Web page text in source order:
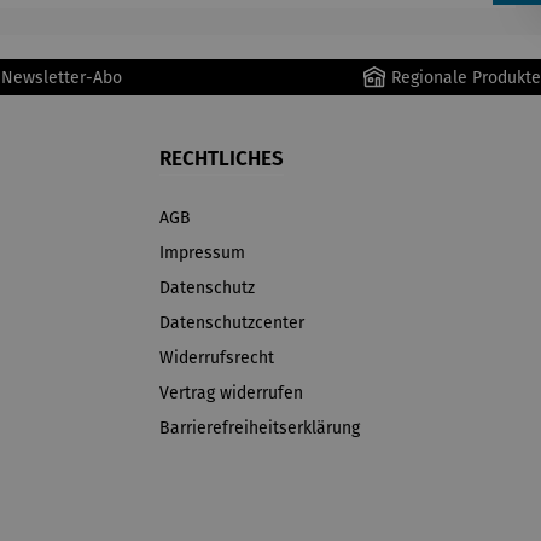
Abo Regionale Produkte
RECHTLICHES
AGB
Impressum
Datenschutz
Datenschutzcenter
Widerrufsrecht
Vertrag widerrufen
Barrierefreiheitserklärung